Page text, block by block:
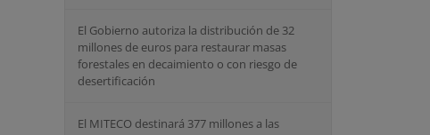
El Gobierno autoriza la distribución de 32
millones de euros para restaurar masas
forestales en decaimiento o con riesgo de
desertificación
El MITECO destinará 377 millones a las